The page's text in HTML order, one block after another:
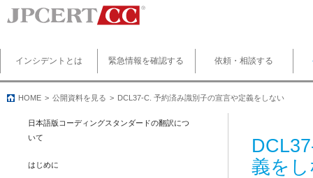
インシデントとは 緊急情報を確認する 依頼・相談する
HOME 公開資料を見る DCL37-C. 予約済み識別子の宣言や定義をしない
義を
日本語版コーディングスタンダードの翻訳につ
いて
はじめに